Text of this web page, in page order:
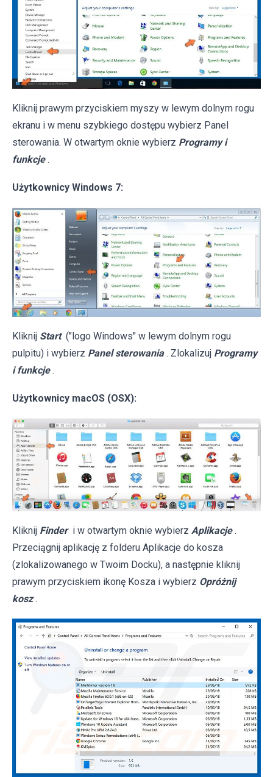
Kliknij prawym przyciskiem myszy w lewym dolnym rogu
ekranu i w menu szybkiego dostępu wybierz Panel
sterowania. W otwartym oknie wybierz Programy i
funkcje .
Użytkownicy Windows 7:
Kliknij Start ("logo Windows" w lewym dolnym rogu
pulpitu) i wybierz Panel sterowania . Zlokalizuj Programy
i funkcje .
Użytkownicy macOS (OSX):
Kliknij Finder i w otwartym oknie wybierz Aplikacje .
Przeciągnij aplikację z folderu Aplikacje do kosza
(zlokalizowanego w Twoim Docku), a następnie kliknij
prawym przyciskiem ikonę Kosza i wybierz Opróżnij
kosz .